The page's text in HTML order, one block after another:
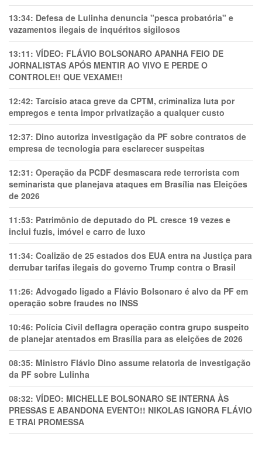
13:34: Defesa de Lulinha denuncia "pesca probatória" e
vazamentos ilegais de inquéritos sigilosos
13:11: VÍDEO: FLÁVIO BOLSONARO APANHA FEIO DE
JORNALISTAS APÓS MENTIR AO VIVO E PERDE O
CONTROLE!! QUE VEXAME!!
12:42: Tarcísio ataca greve da CPTM, criminaliza luta por
empregos e tenta impor privatização a qualquer custo
12:37: Dino autoriza investigação da PF sobre contratos de
empresa de tecnologia para esclarecer suspeitas
12:31: Operação da PCDF desmascara rede terrorista com
seminarista que planejava ataques em Brasília nas Eleições
de 2026
11:53: Patrimônio de deputado do PL cresce 19 vezes e
inclui fuzis, imóvel e carro de luxo
11:34: Coalizão de 25 estados dos EUA entra na Justiça para
derrubar tarifas ilegais do governo Trump contra o Brasil
11:26: Advogado ligado a Flávio Bolsonaro é alvo da PF em
operação sobre fraudes no INSS
10:46: Polícia Civil deflagra operação contra grupo suspeito
de planejar atentados em Brasília para as eleições de 2026
08:35: Ministro Flávio Dino assume relatoria de investigação
da PF sobre Lulinha
08:32: VÍDEO: MICHELLE BOLSONARO SE INTERNA ÀS
PRESSAS E ABANDONA EVENTO!! NIKOLAS IGNORA FLÁVIO
E TRAl PROMESSA